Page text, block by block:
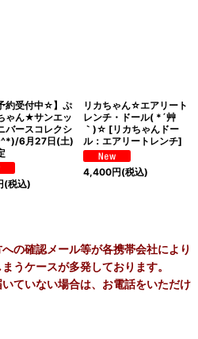
約受付中☆】ぷ
ゃん★サンエッ
バースコレクシ
6月27日(土)
(税込)
リカちゃん☆エアリート
レンチ・ドール( *´艸
｀)☆ [リカちゃんドー
ル：エアリートレンチ]
4,400円(税込)
の確認メール等が各携帯会社により
うケースが多発しております。
ていない場合は、お電話をいただけ